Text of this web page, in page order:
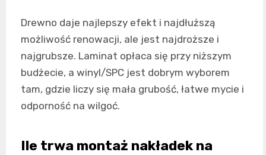
Drewno daje najlepszy efekt i najdłuższą
możliwość renowacji, ale jest najdroższe i
najgrubsze. Laminat opłaca się przy niższym
budżecie, a winyl/SPC jest dobrym wyborem
tam, gdzie liczy się mała grubość, łatwe mycie i
odporność na wilgoć.
Ile trwa montaż nakładek na